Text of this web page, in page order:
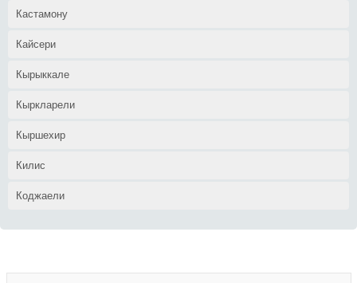
Кастамону
Кайсери
Кырыккале
Кыркларели
Кыршехир
Килис
Коджаели